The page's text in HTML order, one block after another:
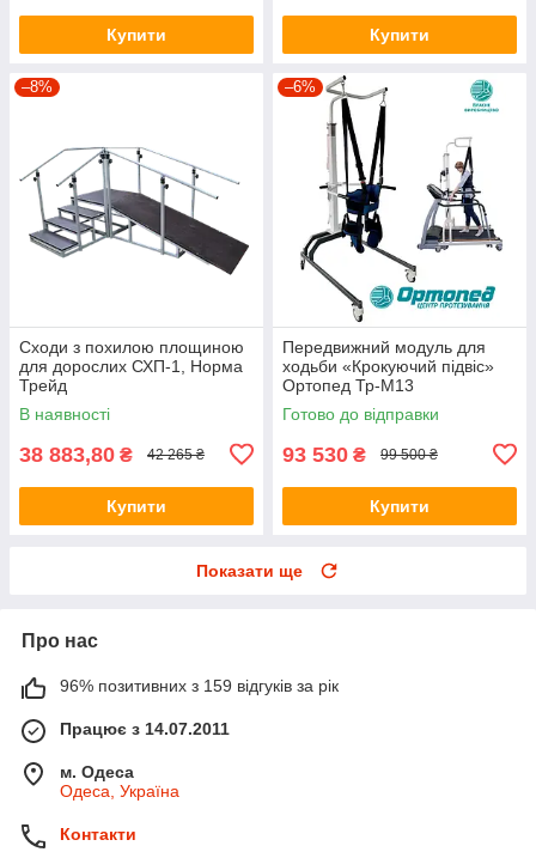
Купити Купити
–8%
Сходи з похилою площиною
для дорослих СХП-1, Норма
Трейд
В наявності
38 883,80 ₴ 42 265 ₴
Купити
–6%
Передвижний модуль для
ходьби «Крокуючий підвіс»
Ортопед Тр-М13
Готово до відправки
93 530 ₴ 99 500 ₴
Купити
Показати ще
Про нас
96% позитивних з 159 відгуків за рік
Працює з 14.07.2011
м. Одеса
Одеса, Україна
Контакти